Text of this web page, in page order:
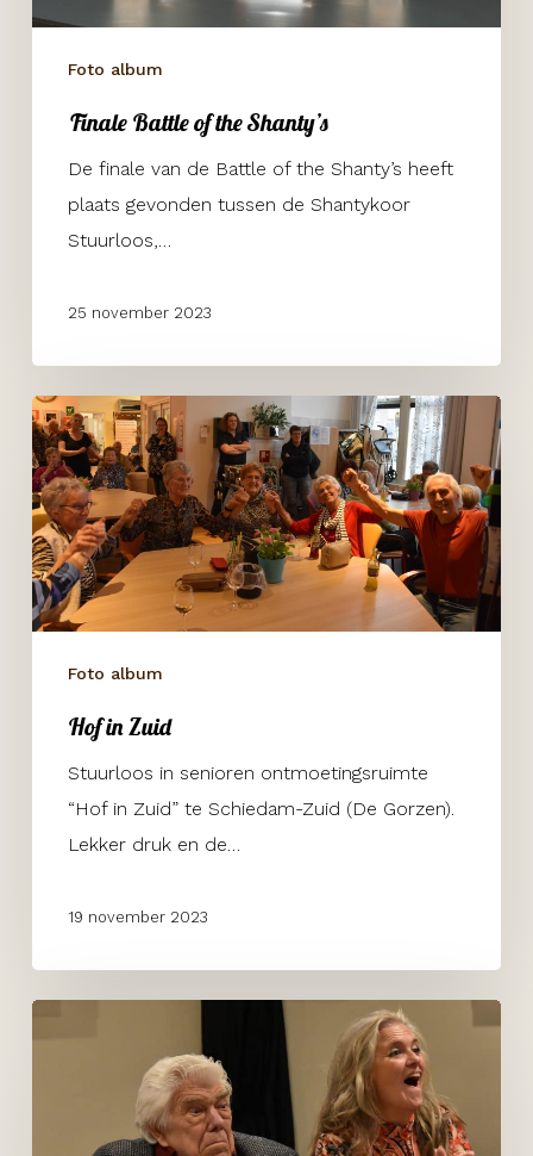
Foto album
Finale Battle of the Shanty’s
De finale van de Battle of the Shanty’s heeft
plaats gevonden tussen de Shantykoor
Stuurloos,…
25 november 2023
Hof
in
Zuid
Foto album
Hof in Zuid
Stuurloos in senioren ontmoetingsruimte
“Hof in Zuid” te Schiedam-Zuid (De Gorzen).
Lekker druk en de…
19 november 2023